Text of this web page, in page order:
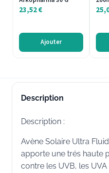
23,52€
Ajouter
Description
Description :
Avène Solaire Ultra
apporte une trés haute
contre les UVB, les